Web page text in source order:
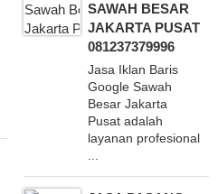
SAWAH BESAR
JAKARTA PUSAT
081237379996
Jasa Iklan Baris
Google Sawah
Besar Jakarta
Pusat adalah
layanan profesional